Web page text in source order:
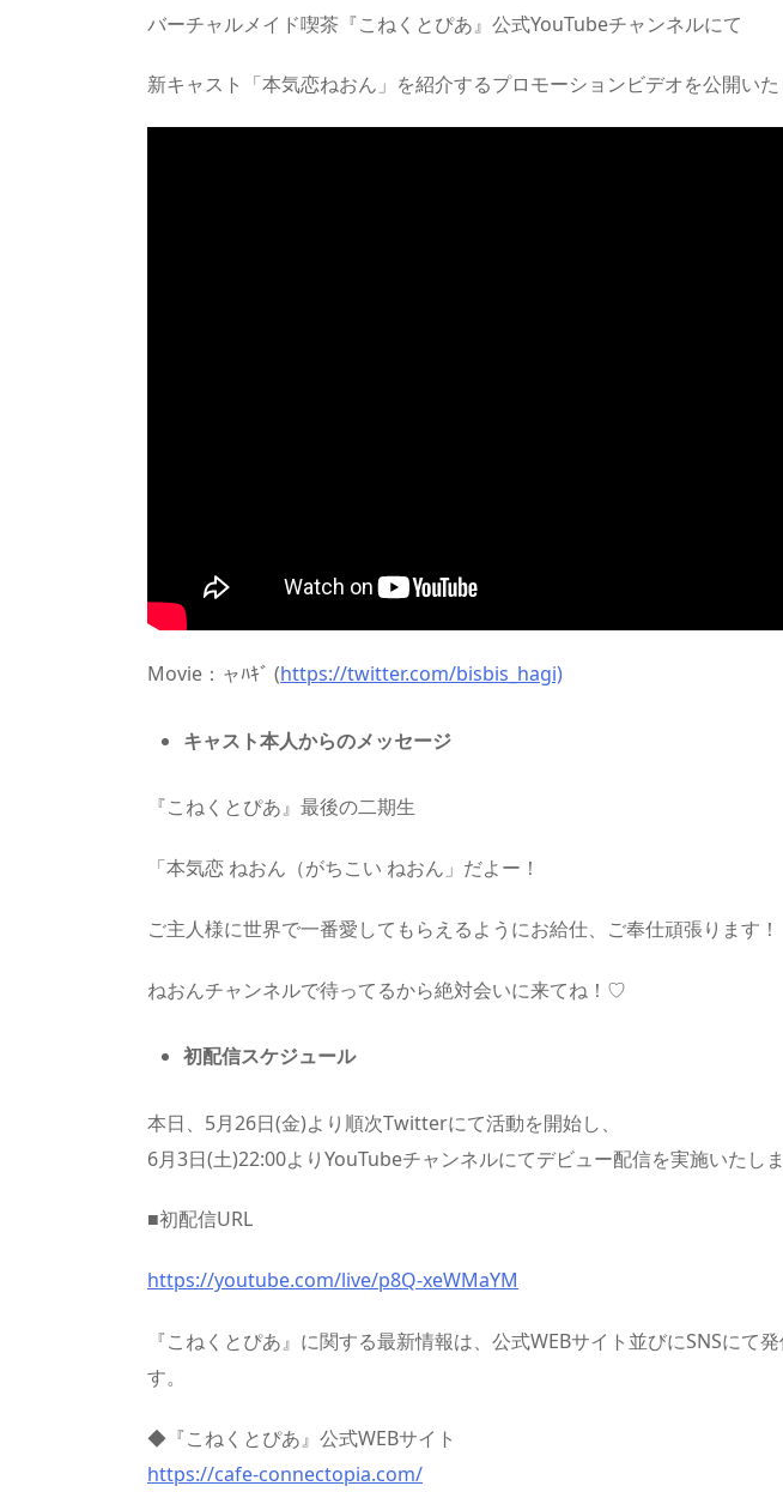
バーチャルメイド喫茶『こねくとぴあ』公式YouTubeチャンネルにて
新キャスト「本気恋ねおん」を紹介するプロモーションビデオを公開いた
Movie：ャﾊｷﾞ (https://twitter.com/bisbis_hagi)
キャスト本人からのメッセージ
『こねくとぴあ』最後の二期生
「本気恋 ねおん（がちこい ねおん」だよー！
ご主人様に世界で一番愛してもらえるようにお給仕、ご奉仕頑張ります！
ねおんチャンネルで待ってるから絶対会いに来てね！♡
初配信スケジュール
本日、5月26日(金)より順次Twitterにて活動を開始し、
6月3日(土)22:00よりYouTubeチャンネルにてデビュー配信を実施いたしま
■初配信URL
https://youtube.com/live/p8Q-xeWMaYM
『こねくとぴあ』に関する最新情報は、公式WEBサイト並びにSNSにて
す。
◆『こねくとぴあ』公式WEBサイト
https://cafe-connectopia.com/